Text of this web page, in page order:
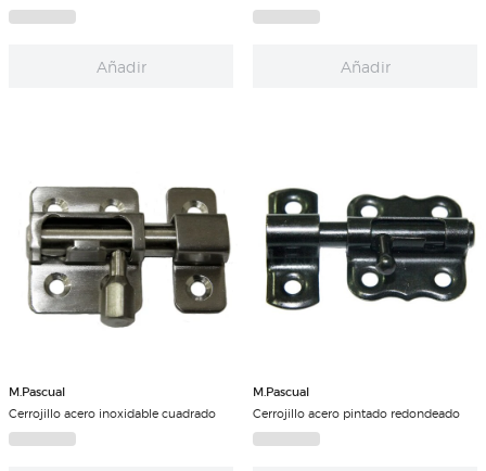
Añadir Añadir
M.Pascual
Cerrojillo acero inoxidable cuadrado
M.Pascual
Cerrojillo acero pintado redondeado